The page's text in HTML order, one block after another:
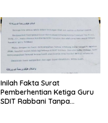
Inilah Fakta Surat
Pemberhentian Ketiga Guru
SDIT Rabbani Tanpa